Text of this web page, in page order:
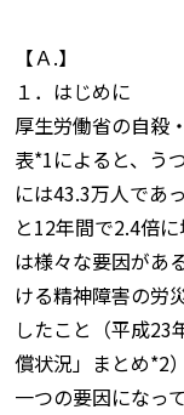
【Ａ.】
１．はじめに
厚生労働省の自殺
表*1によると、う
には43.3万人であ
と12年間で2.4倍
は様々な要因があ
ける精神障害の労
したこと（平成23
償状況」まとめ*2
一つの要因になっ